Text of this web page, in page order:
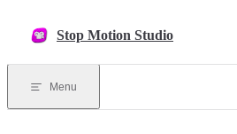
Stop Motion Studio
Menu